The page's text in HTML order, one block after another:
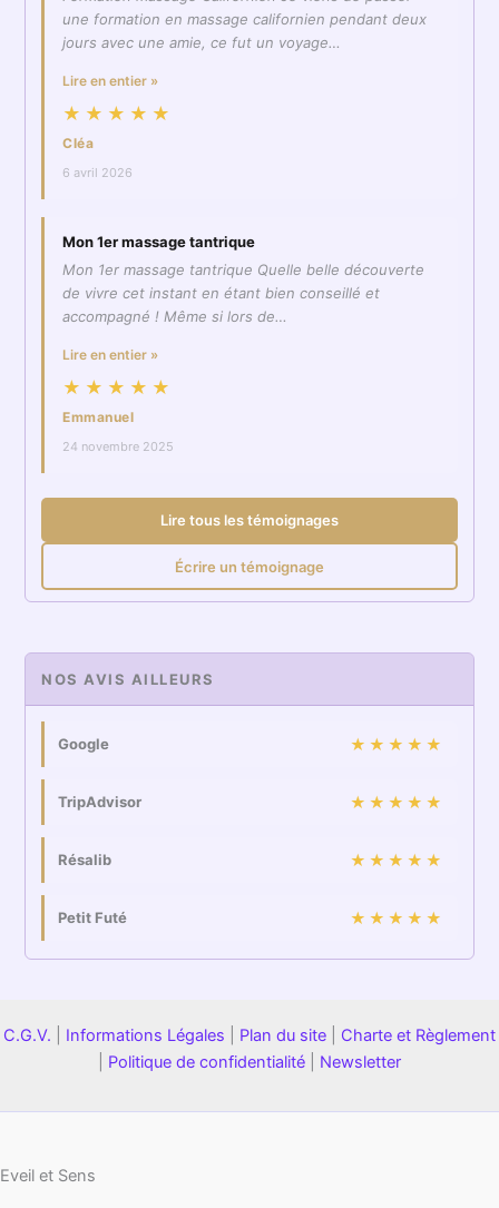
une formation en massage californien pendant deux
jours avec une amie, ce fut un voyage…
Lire en entier »
★★★★★
Cléa
6 avril 2026
Mon 1er massage tantrique
Mon 1er massage tantrique Quelle belle découverte
de vivre cet instant en étant bien conseillé et
accompagné ! Même si lors de…
Lire en entier »
★★★★★
Emmanuel
24 novembre 2025
Lire tous les témoignages
Écrire un témoignage
NOS AVIS AILLEURS
Google ★★★★★
TripAdvisor ★★★★★
Résalib ★★★★★
Petit Futé ★★★★★
C.G.V. Informations Légales Plan du site
Charte et Règlement
Politique de confidentialité Newsletter
Eveil et Sens